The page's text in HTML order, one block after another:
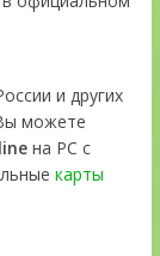
и других
можете
на PC с
карты